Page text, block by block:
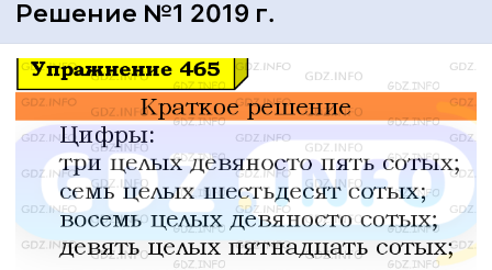
Решение №1 2019 г.